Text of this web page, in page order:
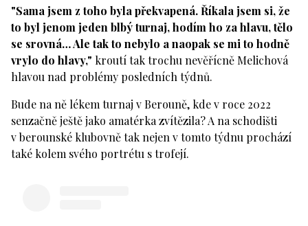
"Sama jsem z toho byla překvapená. Říkala jsem si, že
to byl jenom jeden blbý turnaj, hodím ho za hlavu, tělo
se srovná… Ale tak to nebylo a naopak se mi to hodně
vrylo do hlavy," kroutí tak trochu nevěřícně Melichová
hlavou nad problémy posledních týdnů.
Bude na ně lékem turnaj v Berouně, kde v roce 2022
senzačně ještě jako amatérka zvítězila? A na schodišti
v berounské klubovně tak nejen v tomto týdnu prochází
také kolem svého portrétu s trofejí.